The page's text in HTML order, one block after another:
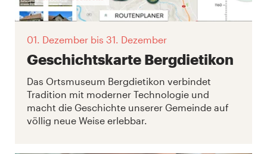
01. Dezember bis 31. Dezember
Geschichtskarte Bergdietikon
Das Ortsmuseum Bergdietikon verbindet
Tradition mit moderner Technologie und
macht die Geschichte unserer Gemeinde auf
völlig neue Weise erlebbar.